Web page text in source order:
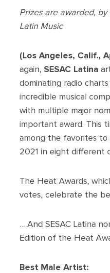
Prizes are awarded,
Latin Music
(Los Angeles, Calif.,
again, SESAC Latina
dominating radio
incredible musical
with multiple major
important award. This
among the favorites
2021 in eight different
The Heat Awards,
votes, celebrate the
… And SESAC Latina
Edition of the Heat
Best Male Artist: